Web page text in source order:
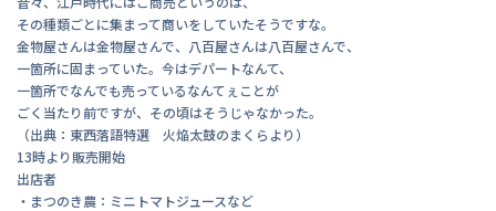
その種類ごとに集まって商いをしていたそうですな。
金物屋さんは金物屋さんで、八百屋さんは八百屋さんで、
一箇所に固まっていた。今はデパートなんて、
一箇所でなんでも売っているなんてぇことが
ごく当たり前ですが、その頃はそうじゃなかった。
（出典：東西落語特選 火焔太鼓のまくらより）
13時より販売開始
出店者
・まつのき農：ミニトマトジュースなど